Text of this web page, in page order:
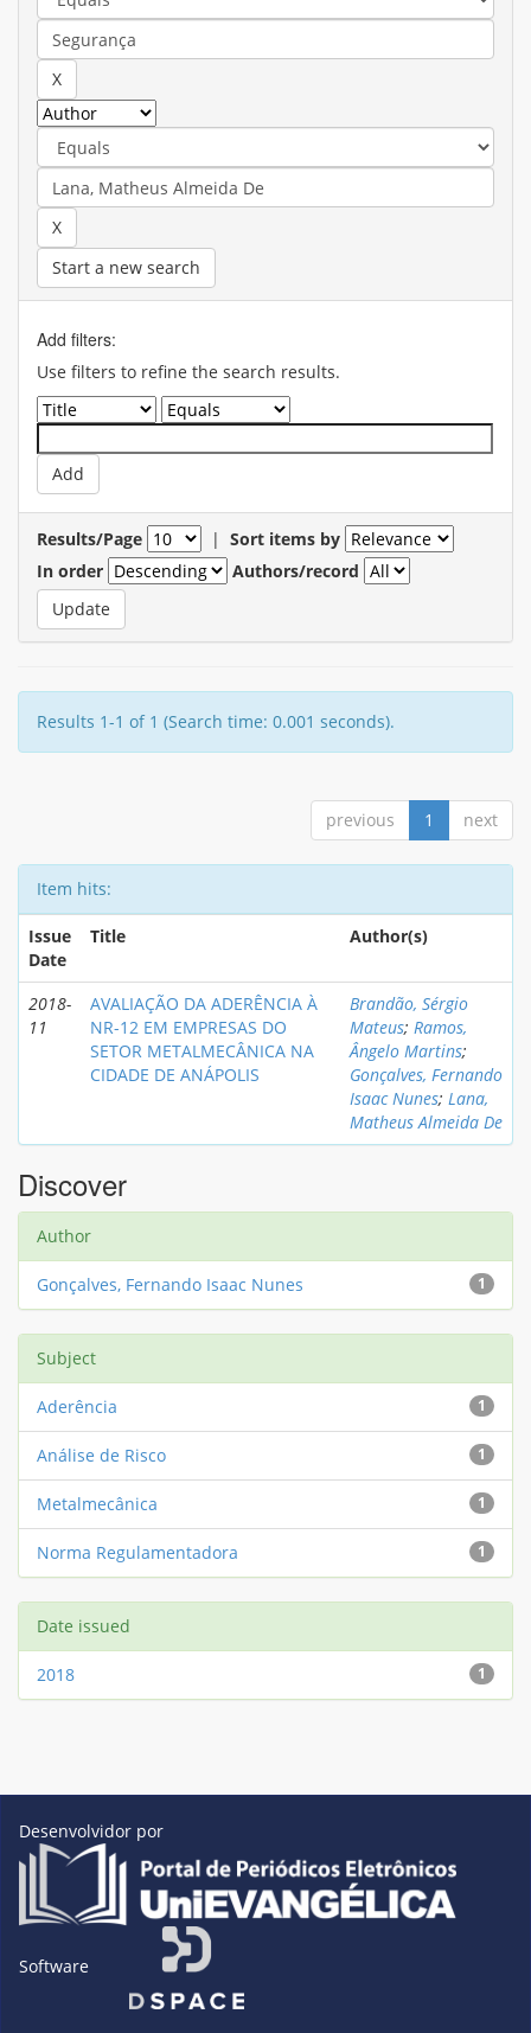
Start a new search
Add filters:
Use filters to refine the search results.
Results/Page | Sort items by
In order
Authors/record
Results 1-1 of 1 (Search time: 0.001 seconds).
previous 1 next
Item hits:
Issue
Date
Title Author(s)
2018-
11
AVALIAÇÃO DA ADERÊNCIA À
NR-12 EM EMPRESAS DO
SETOR METALMECÂNICA NA
CIDADE DE ANÁPOLIS
Brandão, Sérgio
Mateus; Ramos,
Ângelo Martins;
Gonçalves, Fernando
Isaac Nunes; Lana,
Matheus Almeida De
Discover
Author
1
Gonçalves, Fernando Isaac Nunes
Subject
1
Aderência
1
Análise de Risco
1
Metalmecânica
1
Norma Regulamentadora
Date issued
1
2018
Desenvolvidor por
Software